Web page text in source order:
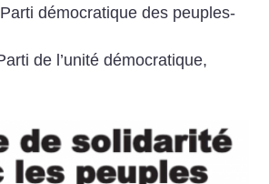
démocratique des peuples-
de l’unité démocratique,